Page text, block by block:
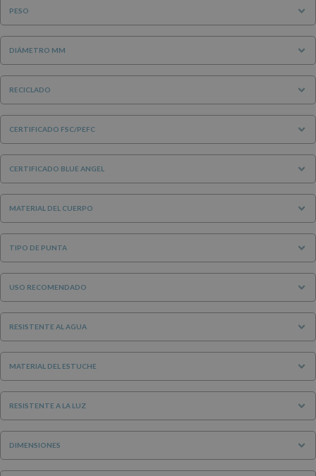
PESO
DIÁMETRO MM
RECICLADO
CERTIFICADO FSC/PEFC
CERTIFICADO BLUE ANGEL
MATERIAL DEL CUERPO
TIPO DE PUNTA
USO RECOMENDADO
RESISTENTE AL AGUA
MATERIAL DEL ESTUCHE
RESISTENTE A LA LUZ
DIMENSIONES